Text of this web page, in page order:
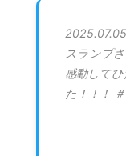
スランプ
感動して
た！！！